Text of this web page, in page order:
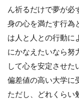
ん祈るだけで夢が必
身の心を満たす行為
は人と人との行動に
にかなえたいなら努
して心を安定させた
偏差値の高い大学に
ただし、どれくらい